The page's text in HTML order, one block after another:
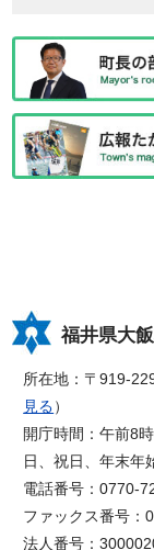
福井県大
所在地：〒919-
見る）
開庁時間：午前8
日、祝日、年末年
電話番号：0770-
ファックス番号：
法人番号：